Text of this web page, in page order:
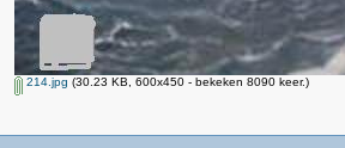
214.jpg (30.23 KB, 600x450 - bekeken 8090 keer.)